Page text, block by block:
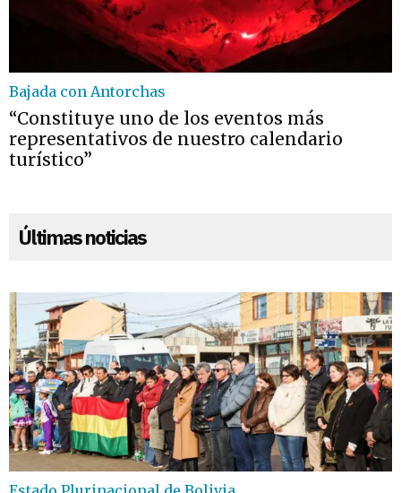
Bajada con Antorchas
“Constituye uno de los eventos más
representativos de nuestro calendario
turístico”
Últimas noticias